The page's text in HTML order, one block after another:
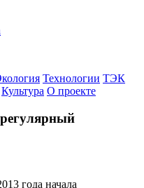
Технологии ТЭК
Культура О проекте
года начала